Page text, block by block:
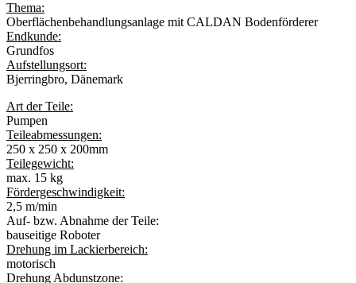
Thema:
Oberflächenbehandlungsanlage mit CALDAN Bodenförderer
Endkunde:
Grundfos
Aufstellungsort:
Bjerringbro, Dänemark
Art der Teile:
Pumpen
Teileabmessungen:
250 x 250 x 200mm
Teilegewicht:
max. 15 kg
Fördergeschwindigkeit:
2,5 m/min
Auf- bzw. Abnahme der Teile:
bauseitige Roboter
Drehung im Lackierbereich:
motorisch
Drehung Abdunstzone: